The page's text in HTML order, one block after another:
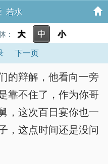
若水
： 大 中 小
下一页
的辩解，他看向一旁
靠不住了，作为你哥
，这次百日宴你也一
，这点时间还是没问